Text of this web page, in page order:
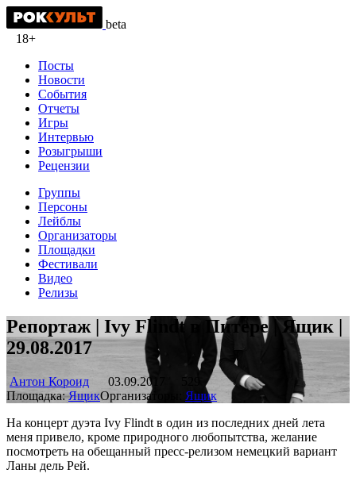
beta
18+
Посты
Новости
События
Отчеты
Игры
Интервью
Розыгрыши
Рецензии
Группы
Персоны
Лейблы
Организаторы
Площадки
Фестивали
Видео
Релизы
Репортаж | Ivy Flindt в Питере | Ящик |
29.08.2017
Антон Короид 03.09.2017
529
Площадка:ЯщикОрганизаторы: Ящик
На концерт дуэта Ivy Flindt в один из последних дней лета
меня привело, кроме природного любопытства, желание
посмотреть на обещанный пресс-релизом немецкий вариант
Ланы дель Рей.